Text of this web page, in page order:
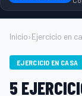
Inicio›Ejercicio en
EJERCICIO EN CASA
5